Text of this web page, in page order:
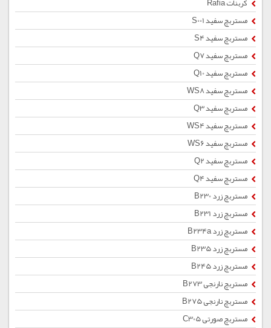
مستربچ سفید S001
مستربچ سفید S4
مستربچ سفید Q7
مستربچ سفید Q10
مستربچ سفید WS8
مستربچ سفید Q3
مستربچ سفید WS4
مستربچ سفید WS6
مستربچ سفید Q2
مستربچ سفید Q4
مستربچ زرد B230
مستربچ زرد B231
مستربچ زرد B234a
مستربچ زرد B235
مستربچ زرد B245
مستربچ نارنجی B273
مستربچ نارنجی B275
مستربچ صورتی C305